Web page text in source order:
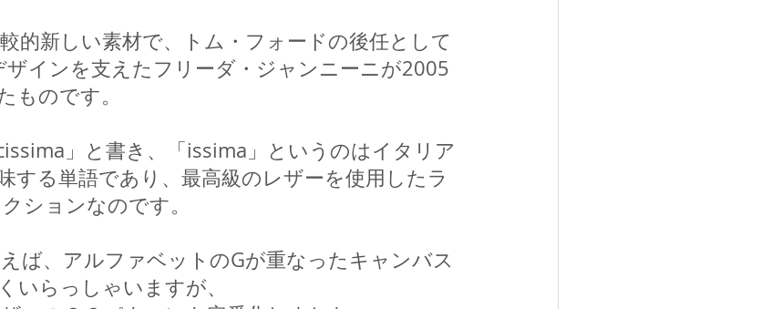
的新しい素材で、トム・フォードの後任として
インを支えたフリーダ・ジャンニーニが2005
ものです。
」と書き、「issima」というのはイタリア
する単語であり、最高級のレザーを使用したラ
ションなのです。
ば、アルファベットのGが重なったキャンバス
いらっしゃいますが、